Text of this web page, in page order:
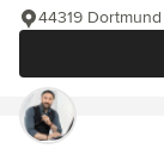
44319 Dortmund